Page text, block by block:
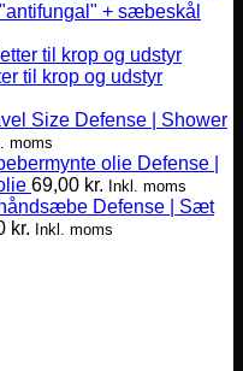
+ sæbeskål
til krop og udstyr
Defense | Shower
moms
Defense |
69,00 kr. Inkl. moms
Defense | Sæt
kr. Inkl. moms